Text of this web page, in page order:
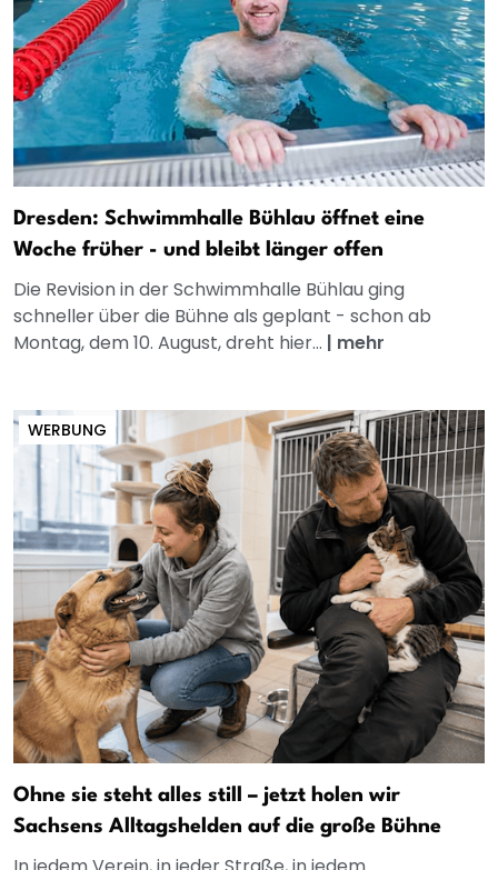
Dresden: Schwimmhalle Bühlau öffnet eine
Woche früher - und bleibt länger offen
Die Revision in der Schwimmhalle Bühlau ging
schneller über die Bühne als geplant - schon ab
Montag, dem 10. August, dreht hier... | mehr
WERBUNG
Ohne sie steht alles still – jetzt holen wir
Sachsens Alltagshelden auf die große Bühne